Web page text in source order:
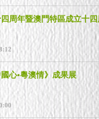
心•粵澳情》成果展